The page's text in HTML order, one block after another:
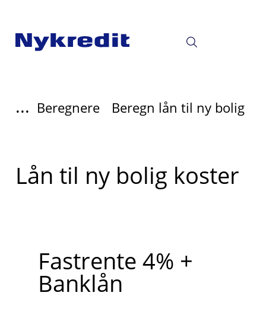
... Beregnere Beregn lån til ny bolig
Lån til ny bolig koster
Fastrente 4% +
Banklån